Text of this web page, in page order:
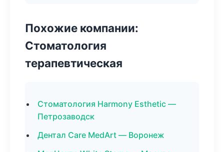
Похожие компании:
Стоматология
терапевтическая
Стоматология Harmony Esthetic —
Петрозаводск
Дентал Care MedArt — Воронеж